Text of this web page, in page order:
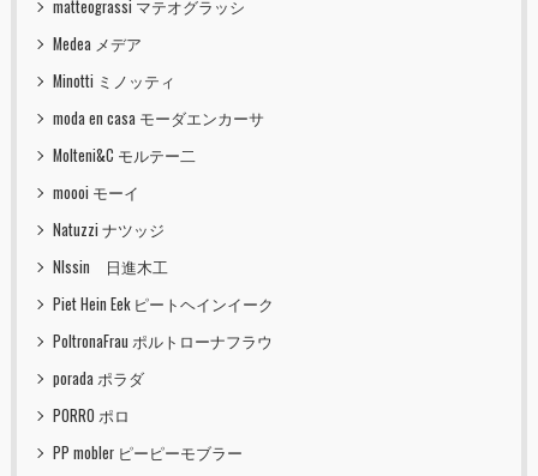
matteograssi マテオグラッシ
Medea メデア
Minotti ミノッティ
moda en casa モーダエンカーサ
Molteni&C モルテー二
moooi モーイ
Natuzzi ナツッジ
NIssin 日進木工
Piet Hein Eek ピートヘインイーク
PoltronaFrau ポルトローナフラウ
porada ポラダ
PORRO ポロ
PP mobler ピーピーモブラー